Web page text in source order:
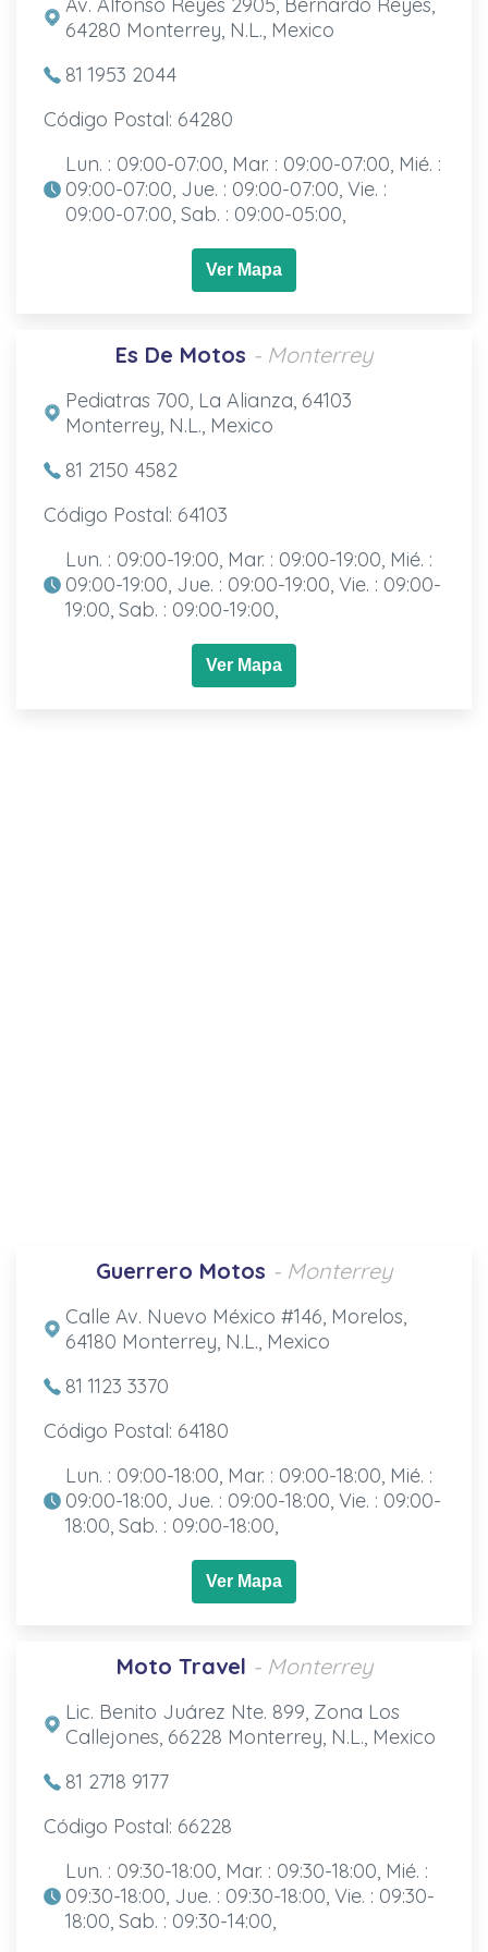
64280 Monterrey, N.L., Mexico
81 1953 2044
Código Postal: 64280
Lun. : 09:00-07:00, Mar. : 09:00-07:00, Mié. :
09:00-07:00, Jue. : 09:00-07:00, Vie. :
09:00-07:00, Sab. : 09:00-05:00,
Ver Mapa
Es De Motos - Monterrey
Pediatras 700, La Alianza, 64103
Monterrey, N.L., Mexico
81 2150 4582
Código Postal: 64103
Lun. : 09:00-19:00, Mar. : 09:00-19:00, Mié. :
09:00-19:00, Jue. : 09:00-19:00, Vie. : 09:00-
19:00, Sab. : 09:00-19:00,
Ver Mapa
Guerrero Motos - Monterrey
Calle Av. Nuevo México #146, Morelos,
64180 Monterrey, N.L., Mexico
81 1123 3370
Código Postal: 64180
Lun. : 09:00-18:00, Mar. : 09:00-18:00, Mié. :
09:00-18:00, Jue. : 09:00-18:00, Vie. : 09:00-
18:00, Sab. : 09:00-18:00,
Ver Mapa
Moto Travel - Monterrey
Lic. Benito Juárez Nte. 899, Zona Los
Callejones, 66228 Monterrey, N.L., Mexico
81 2718 9177
Código Postal: 66228
Lun. : 09:30-18:00, Mar. : 09:30-18:00, Mié. :
09:30-18:00, Jue. : 09:30-18:00, Vie. : 09:30-
18:00, Sab. : 09:30-14:00,